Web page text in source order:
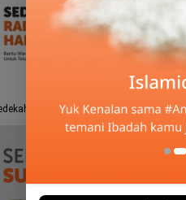
Rain Water Harvest